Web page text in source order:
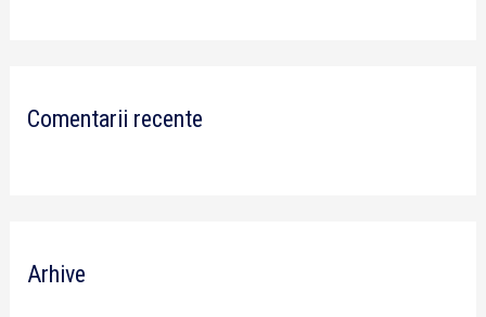
Comentarii recente
Arhive